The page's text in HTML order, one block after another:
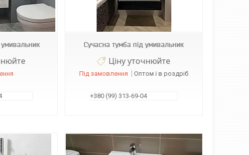
умивальник Сучасна тумба під умивальник
Ціну уточнюйте
Під замовлення Оптом і в роздріб
+380 (99) 313-69-04